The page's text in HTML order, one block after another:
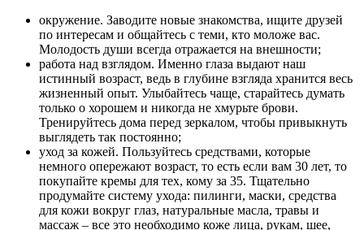
окружение. Заводите новые знакомства, ищите друзей
по интересам и общайтесь с теми, кто моложе вас.
Молодость души всегда отражается на внешности;
работа над взглядом. Именно глаза выдают наш
истинный возраст, ведь в глубине взгляда хранится весь
жизненный опыт. Улыбайтесь чаще, старайтесь думать
только о хорошем и никогда не хмурьте брови.
Тренируйтесь дома перед зеркалом, чтобы привыкнуть
выглядеть так постоянно;
уход за кожей. Пользуйтесь средствами, которые
немного опережают возраст, то есть если вам 30 лет, то
покупайте кремы для тех, кому за 35. Тщательно
продумайте систему ухода: пилинги, маски, средства
для кожи вокруг глаз, натуральные масла, травы и
массаж – все это необходимо коже лица, рукам, шее,